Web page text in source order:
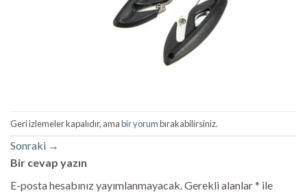
Geri izlemeler kapalıdır, amabir yorumbırakabilirsiniz.
Sonraki →
Bir cevap yazın
E-posta hesabınız yayımlanmayacak.Gerekli alanlar* ile